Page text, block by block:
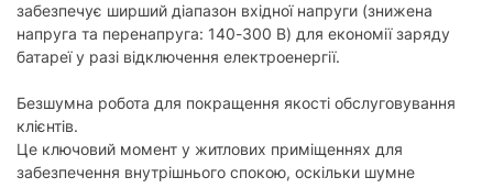
Додатково
Наявність USB-порту: є
Фізичні характеристики
Матеріал корпусу:
Габарити (ШхВхГ):
133x180x330 мм
забезпечує ширший діапазон вхідної напруги (знижена
напруга та перенапруга: 140-300 В) для економії заряду
батареї у разі відключення електроенергії.
Безшумна робота для покращення якості обслуговування
клієнтів.
Це ключовий момент у житлових приміщеннях для
забезпечення внутрішнього спокою, оскільки шумне